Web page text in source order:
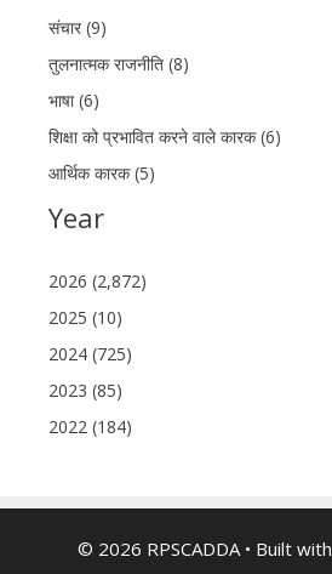
संचार (9)
तुलनात्मक राजनीति (8)
भाषा (6)
शिक्षा को प्रभावित करने वाले कारक (6)
आर्थिक कारक (5)
Year
2026 (2,872)
2025 (10)
2024 (725)
2023 (85)
2022 (184)
© 2026 RPSCADDA• Built with